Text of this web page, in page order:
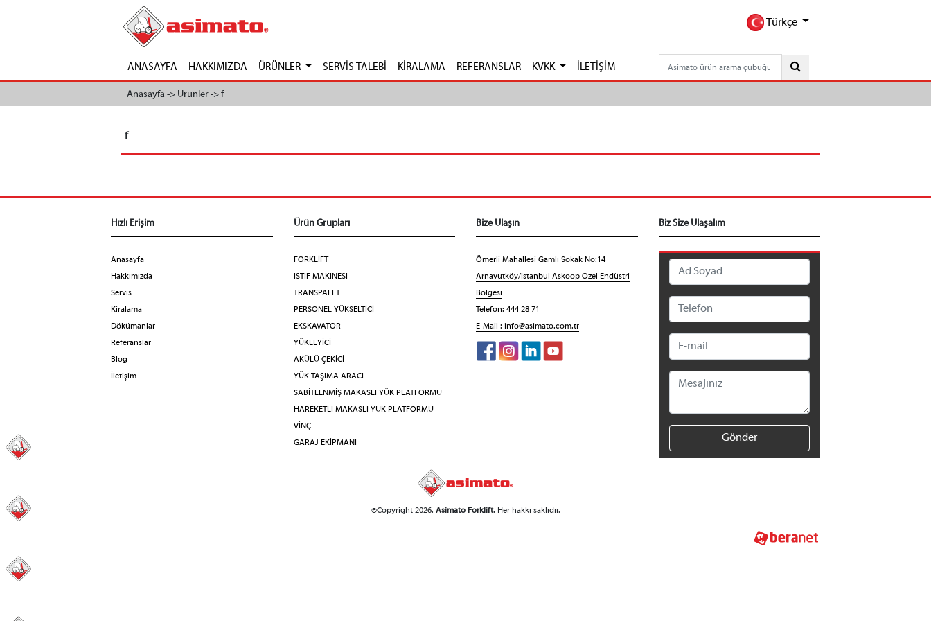
Türkçe
ANASAYFA HAKKIMIZDA ÜRÜNLER SERVİS TALEBİ KİRALAMA REFERANSLAR KVKK İLETİŞİM
Anasayfa -> Ürünler -> f
f
Hızlı Erişim
Anasayfa
Hakkımızda
Servis
Kiralama
Dökümanlar
Referanslar
Blog
İletişim
Ürün Grupları
FORKLİFT
İSTİF MAKİNESİ
TRANSPALET
PERSONEL YÜKSELTİCİ
EKSKAVATÖR
YÜKLEYİCİ
AKÜLÜ ÇEKİCİ
YÜK TAŞIMA ARACI
SABİTLENMİŞ MAKASLI YÜK PLATFORMU
HAREKETLİ MAKASLI YÜK PLATFORMU
VİNÇ
GARAJ EKİPMANI
Bize Ulaşın
Ömerli Mahallesi Gamlı Sokak No:14
Arnavutköy/İstanbul Askoop Özel Endüstri
Bölgesi
Telefon: 444 28 71
E-Mail : info@asimato.com.tr
Biz Size Ulaşalım
Gönder
©Copyright 2026. Asimato Forklift.Her hakkı saklıdır.